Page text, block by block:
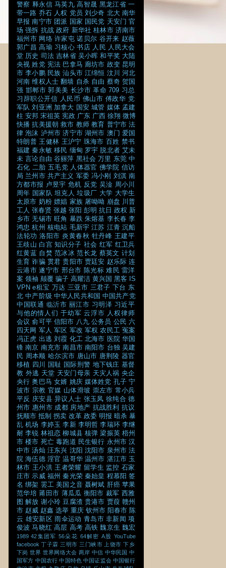
警察 释永信 马英九 高智晟 黑龙江省 一
带一路 乔石 人权 党员 刘少奇 北大 南华
早报 南宁市 团派 国家 国民党 天安门 官
场 强拆 抗战 政府 新华社 桂林市 济南市
福州市 网络 许家屯 诺贝尔 谷开来 赵薇
郭广昌 高瑜 习核心 书店 人民 人民大会
堂 历史 司法 吉林省 吴小晖 和平奖 大陆
央视 姓党 宪法 巴拿马 廊坊市 政变 昆明
市 李小鹏 民族 汕头市 江绵恒 汶川
河北
河南 维权人士 翻墙 自杀 自由 蔡奇 贺国
强 邯郸市 郭美美 长沙市 革命 709 习总
习辞职公开信 人民币 佛山市 傅政华 党
军队 刘亚洲 加拿大 国安 城管 媒体 孟建
柱 安邦 宋祖英 宪政 广东 广西 徐翔 微博
快播 抗美援朝 救市 教师 教育 普宁市 法
律 泡沫 泸州市 济宁市 湖州市 澳门 爱国
特朗普 王健林 王沪宁 珠海市 百姓 禁书
福建 秦永敏 移民 缅甸 罗宇 脱北者 艾未
未 言论自由 谷丽萍 黑社会 万里 东莞 中
石化 二胎 五毛党 人体器官 佛学院 信访
局 兰州市 共产主义 军委 冯小刚 刘淇 南
方都市报 卢昱宇 危机 反党 吴淦 周小川
周年 国家队 坦克人 垃圾厂 大学 大学生
太原市 奶粉 嫖娼 家族 屠呦呦 崩盘 川普
工人 张春贤 张越 张阳 彭明 抗日 政权 新
乡市 无锡市 旺角 暴跌 朱熔基 李长春 李
鸿忠 杭州 核电站 毛新宇 江苏 江青 沉船
法轮功 洛阳市 炎黄春秋 牡丹峰 王建平
王歧山 白宫 知识分子 社会 红军 红卫兵
红黄蓝 自焚 范冰冰 范长龙 蔡英文 计划
生育 诈骗 贯君 贵阳市 贾廷安 赵乐际 连
云港市 遂宁市 邢台市 陈光标 难民 雷洋
案 领袖 颠覆 骗子 高耀洁 黄兴国 黑客
IS
VPN e租宝 万达 三亚市 三君子 下台 东
北 中产阶级 中华人民共和国 中国共产党
中国联通 临沂市 丽江市 习明泽 习近平
与他的情人们 于幼军 云浮市 人权律师
会议 俞可平 信阳市 八九 公务员 公民 六
四天网 军人 军区 军改 军权 农民工 冤案
冯正虎 出逃 刘霞 化工 北海市 医院 华国
锋 南京 南充市 南昌市 南阳市 台独 吴建
民 周本顺 哈尔滨市 唐山市 唐荆陵 器官
移植 四川 国耻 国际刑警 地下钱庄 基督
教 外逃 天堂 天安门母亲 天灾人祸 央企
央行 奥巴马 女婿 姚庆 媒体姓党 孔子 宁
波市 宗教 官媒 山体滑坡 崇左市 常小兵
平反 庆安县 异议人士 张玉凤 徐纯合 德
州市 惠州市 成都 房地产 抗战胜利 抗议
抚顺市 抵制 拐卖 改革 政委 明报 暗杀 暴
乱 机场 李婷玉 李新 李明哲 李瑞环 李继
耐 李锐 林祖恋 柳城县 核弹 梁振英 梧州
市 楼市 死亡 毒跑道 民生银行 永州市 汉
中市 汤灿 汪东兴 沈阳 沈阳市 泉州市 法
院 海伍德 淫官 温哥华 温州市 湛江市 玉
林市 王小洪 王者荣耀 留学生 监控 石家
庄市 示威 福州 秦光荣 秦始皇 程慕阳 签
名 绑架 罢工 美国之音 聂树斌 肝癌 苹果
范华培 莆田市 薄瓜瓜 衡阳市 裁军 西雅
图 解放 谢小玲 豆腐渣 贵港市 贾葭 赣州
市 赵威 赵鑫 选举 重庆 钦州市 阳春市 陈
云 雄安新区 雨伞运动 青岛市 非新闻 项
俊波 马晓红 高层 高考 高铁 魏京生 魏宏
1989 42集团军 56朵花 64解密 A股 YouTube
facebook 丁子霖 三明市 三门峡市 上饶市 下乡
下岗 世界 世界网络大会 两岸 中信 中华民国 中
国军方 中国农行 中国特色 中国证监会 中国银行